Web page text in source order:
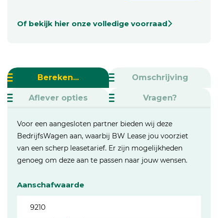
Of bekijk hier onze volledige voorraad
Bereken... Omschrijving
Aflever opties Vragen?
Voor een aangesloten partner bieden wij deze
BedrijfsWagen aan, waarbij BW Lease jou voorziet
van een scherp leasetarief. Er zijn mogelijkheden
genoeg om deze aan te passen naar jouw wensen.
Aanschafwaarde